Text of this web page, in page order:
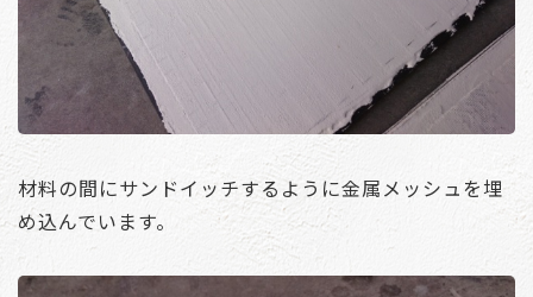
材料の間にサンドイッチするように金属メッシュを埋
め込んでいます。